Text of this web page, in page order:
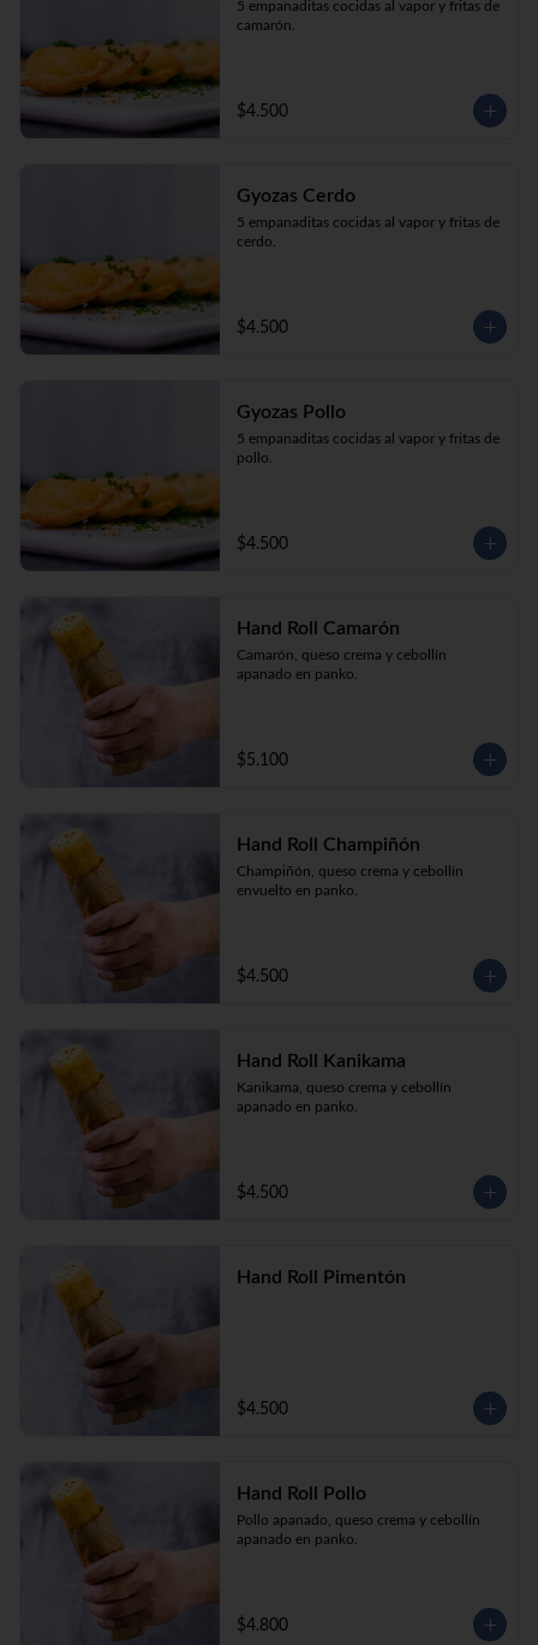
5 empanaditas cocidas al vapor y fritas de
camarón.
$4.500
Gyozas Cerdo
5 empanaditas cocidas al vapor y fritas de
cerdo.
$4.500
Gyozas Pollo
5 empanaditas cocidas al vapor y fritas de
pollo.
$4.500
Hand Roll Camarón
Camarón, queso crema y cebollín
apanado en panko.
$5.100
Hand Roll Champiñón
Champiñón, queso crema y cebollín
envuelto en panko.
$4.500
Hand Roll Kanikama
Kanikama, queso crema y cebollín
apanado en panko.
$4.500
Hand Roll Pimentón
$4.500
Hand Roll Pollo
Pollo apanado, queso crema y cebollín
apanado en panko.
$4.800